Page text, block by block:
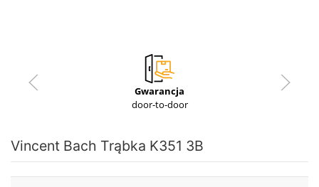
Gwarancja
door-to-door
Vincent Bach Trąbka K351 3B